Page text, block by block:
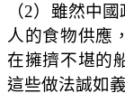
（2）雖然中
人的食物供應
在擁擠不堪的
這些做法誠如